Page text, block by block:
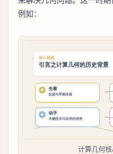
例如：
计算几何